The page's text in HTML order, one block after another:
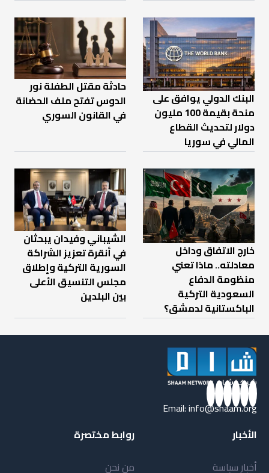
البنك الدولي يوافق على
منحة بقيمة 100 مليون
دولار لتحديث القطاع
المالي في سوريا
حادثة مقتل الطفلة نور
الدوس تفتح ملف الحضانة
في القانون السوري
خارج الاتفاق وداخل
معادلته.. ماذا تعني
منظومة الدفاع
السعودية التركية
الباكستانية لدمشق؟
الشيباني وفيدان يبحثان
في أنقرة تعزيز الشراكة
السورية التركية وإطلاق
مجلس التنسيق الأعلى
بين البلدين
Email:info@shaam.org
الأخبار
أخبار سياسة
روابط مختصرة
من نحن